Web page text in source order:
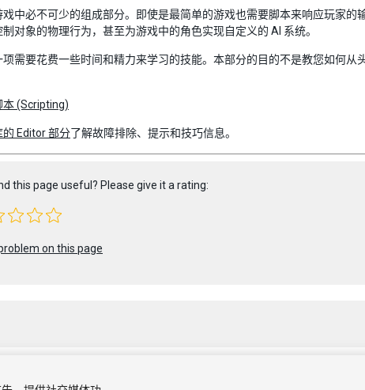
戏中必不可少的组成部分。即使是最简单的游戏也需要脚本来响应玩家
对象的物理行为，甚至为游戏中的角色实现自定义的 AI 系统。
项需要花费一些时间和精力来学习的技能。本部分的目的不是教您如何
本 (Scripting)
的 Editor 部分了解故障排除、提示和技巧信息。
this page useful? Please give it a rating:
on this page